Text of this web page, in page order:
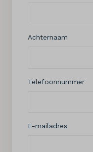
Achternaam
Telefoonnummer
E-mailadres